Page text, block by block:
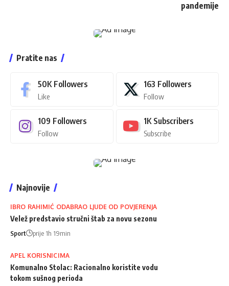
pandemije
Pratite nas
50K Followers
Like
163 Followers
Follow
109 Followers
Follow
1K Subscribers
Subscribe
Najnovije
IBRO RAHIMIĆ ODABRAO LJUDE OD POVJERENJA
Velež predstavio stručni štab za novu sezonu
Sport prije 1h 19min
APEL KORISNICIMA
Komunalno Stolac: Racionalno koristite vodu
tokom sušnog perioda